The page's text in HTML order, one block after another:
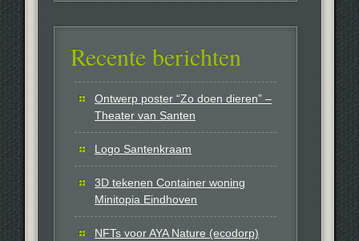
Recente berichten
Ontwerp poster “Zo doen dieren” –
Theater van Santen
Logo Santenkraam
3D tekenen Container woning
Minitopia Eindhoven
NFTs voor AYA Nature (ecodorp)